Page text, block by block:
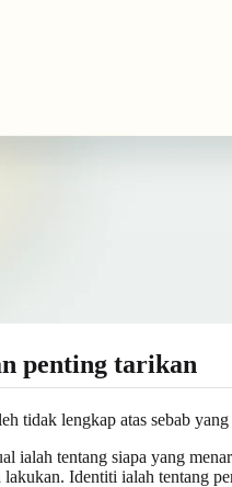
penting tarikan
tidak lengkap atas sebab yang
ialah tentang siapa yang
Identiti ialah tentang